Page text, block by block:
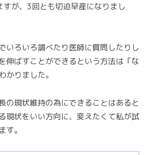
が、3回とも切迫早産になりまし
いろいろ調べたり医師に質問したりし
伸ばすことができるという方法は「な
かりました。
の現状維持の為にできることはあると
現状をいい方向に、変えたくて私が試
す。